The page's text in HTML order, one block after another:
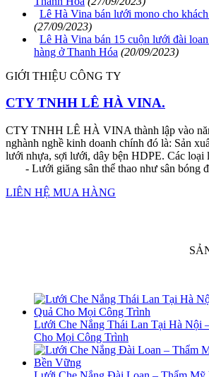
Lê Hà Vina bán lưới mono cho
(27/09/2023)
Lê Hà Vina bán 15 cuộn lưới đài
hàng ở Thanh Hóa (20/09/2023)
GIỚI THIỆU CÔNG TY
CTY TNHH LÊ HÀ VINA.
CTY TNHH LÊ HÀ VINA thành lập vào
nghành nghề kinh doanh chính đó là: Sản
lưới nhựa, sợi lưới, dây bện HDPE. Các
- Lưới giăng sân thể thao như sân bóng
LIÊN HỆ MUA HÀNG
Lưới Che Nắng Thái Lan Tại Hà Nội
Cho Mọi Công Trình